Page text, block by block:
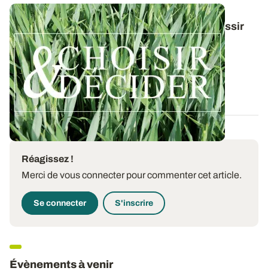
Conduite du triticale : des guides pour réussir
ses interventions au printemps 2026
Retrouvez toutes les préconisations en matière de
protection du triticale contre les...
12 DÉC. 2025
Réagissez !
Merci de vous connecter pour commenter cet article.
Se connecter S'inscrire
Évènements à venir